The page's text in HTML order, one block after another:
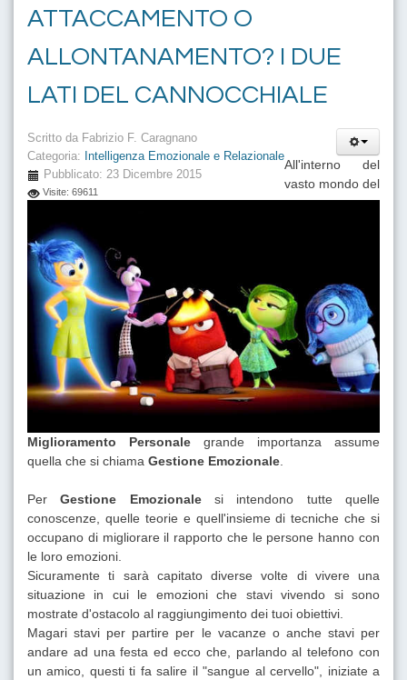
ATTACCAMENTO O
ALLONTANAMENTO? I DUE
LATI DEL CANNOCCHIALE
Scritto da Fabrizio F. Caragnano
Categoria:
Intelligenza Emozionale e Relazionale
Pubblicato: 23 Dicembre 2015
Visite: 69611
All'interno del
vasto mondo del
Miglioramento Personale grande importanza assume
quella che si chiama Gestione Emozionale
PerGestione Emozionalesi intendono tutte quelle
conoscenze, quelle teorie e quell'insieme di tecniche che si
occupano di migliorare il rapporto che le persone hanno con
le loro emozioni.
Sicuramente ti sarà capitato diverse volte di vivere una
situazione in cui le emozioni che stavi vivendo si sono
mostrate d'ostacolo al raggiungimento dei tuoi obiettivi.
Magari stavi per partire per le vacanze o anche stavi per
andare ad una festa ed ecco che, parlando al telefono con
un amico, questi ti fa salire il "sangue al cervello", iniziate a